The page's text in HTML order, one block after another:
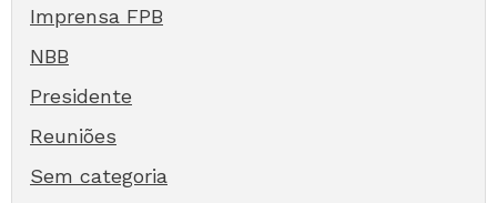
Imprensa FPB
NBB
Presidente
Reuniões
Sem categoria